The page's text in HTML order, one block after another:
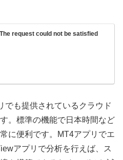
request could not be satisfied
でも提供されているクラウド
。標準の機能で日本時間など
に便利です。
MT4アプリでエ
アプリで分析を行えば、ス